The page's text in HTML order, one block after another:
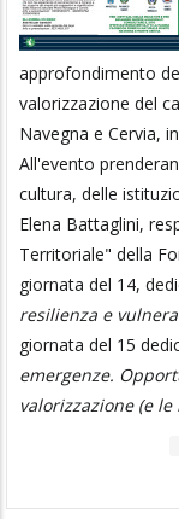
approfondimento
valorizzazione del
Navegna e Cervia,
All'evento
cultura, delle
Elena Battaglini,
Territoriale" della
giornata del 14,
resilienza e
giornata del 15
emergenze.
valorizzazione (e